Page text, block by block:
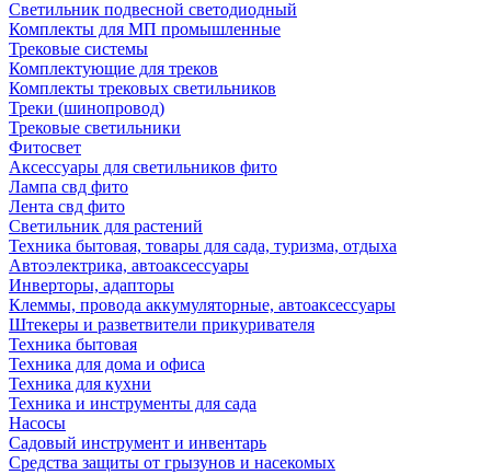
Светильник подвесной светодиодный
Комплекты для МП промышленные
Трековые системы
Комплектующие для треков
Комплекты трековых светильников
Треки (шинопровод)
Трековые светильники
Фитосвет
Аксессуары для светильников фито
Лампа свд фито
Лента свд фито
Светильник для растений
Техника бытовая, товары для сада, туризма, отдыха
Автоэлектрика, автоаксессуары
Инверторы, адапторы
Клеммы, провода аккумуляторные, автоаксессуары
Штекеры и разветвители прикуривателя
Техника бытовая
Техника для дома и офиса
Техника для кухни
Техника и инструменты для сада
Насосы
Садовый инструмент и инвентарь
Средства защиты от грызунов и насекомых